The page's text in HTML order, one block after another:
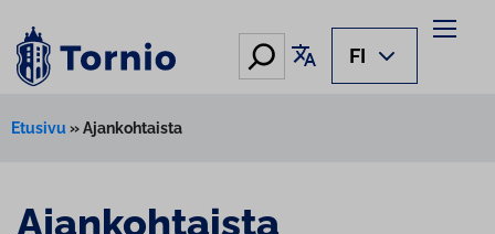
Hae Käännä sivu
FI
Etusivu »Ajankohtaista
Ajankohtaista